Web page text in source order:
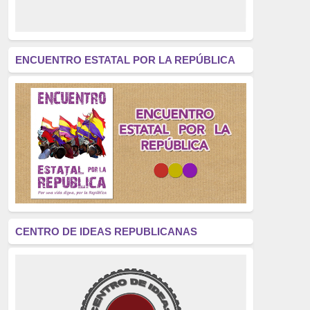
América Latina
(305)
Exhumación
(304)
Golpe de Estado
(304)
Brigadas Internacionales
(303)
pensamiento
(294)
Revisionismo
(289)
La Transición
(275)
educación pública
(270)
ENCUENTRO ESTATAL POR LA REPÚBLICA
CENTRO DE IDEAS REPUBLICANAS